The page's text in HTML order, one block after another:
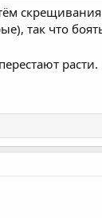
так что